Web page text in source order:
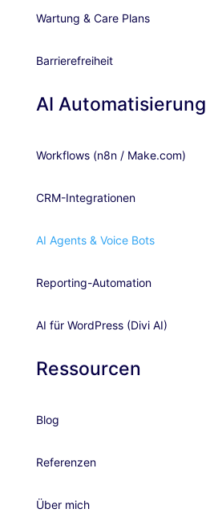
Wartung & Care Plans
Barrierefreiheit
AI Automatisierung
Workflows (n8n / Make.com)
CRM-Integrationen
AI Agents & Voice Bots
Reporting-Automation
AI für WordPress (Divi AI)
Ressourcen
Blog
Referenzen
Über mich